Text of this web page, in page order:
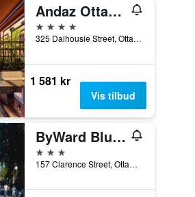
Andaz Ottawa Byward Market-a concept by Hyatt
4 stjerner
325 Dalhousie Street, Ottawa, ON, Canada
1 581 kr
Vis tilbud
ByWard Blue Inn
3 stjerner
157 Clarence Street, Ottawa, ON, Canada